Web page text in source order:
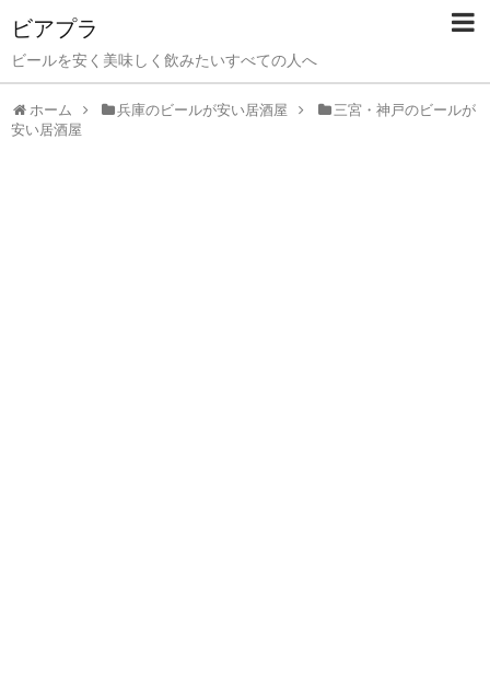
ビアプラ
ビールを安く美味しく飲みたいすべての人へ
ホーム 兵庫のビールが安い居酒屋
三宮・神戸のビールが
安い居酒屋